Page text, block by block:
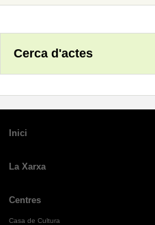
Cerca d'actes
Inici
La Xarxa
Centres
Casa de Cultura